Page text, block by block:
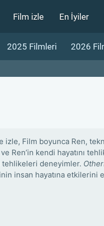
Film izle En İyiler
2025 Filmleri 2026
izle, Film boyunca Ren,
Ren’in kendi hayatını
deneyimler.
insan hayatına etkilerini